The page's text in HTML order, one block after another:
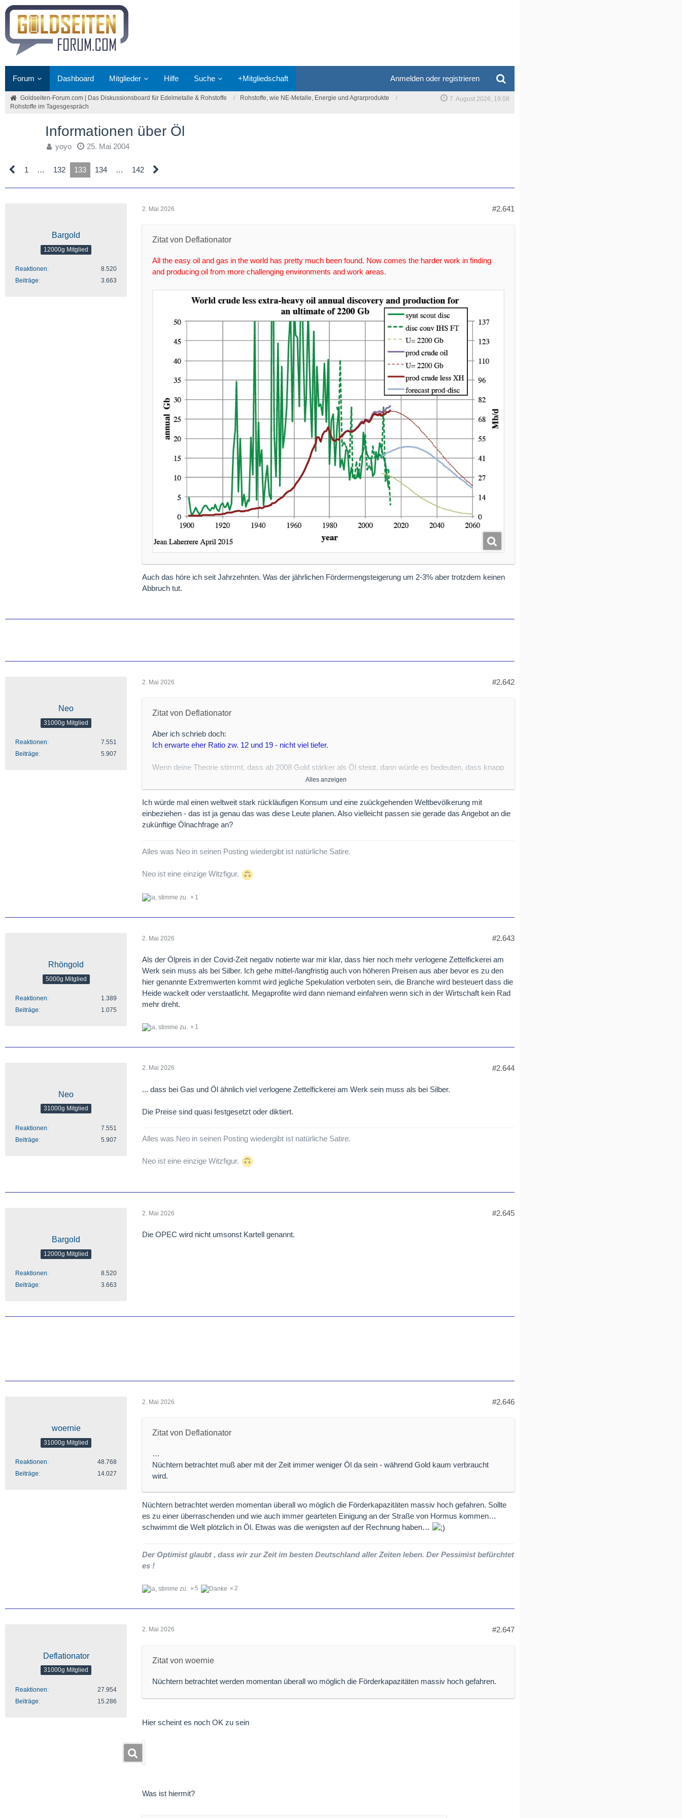
Forum Dashboard Mitglieder Hilfe Suche +Mitgliedschaft Anmelden oder registrieren
Goldseiten-Forum.com | Das Diskussionsboard für Edelmetalle & Rohstoffe
Rohstoffe, wie NE-Metalle, Energie und Agrarprodukte
Rohstoffe im Tagesgespräch
7. August 2026, 19:08
Informationen über Öl
yoyo 25. Mai 2004
1 … 132 133 134 … 142
Bargold
12000g Mitglied
Reaktionen
8.520
Beiträge
3.663
2. Mai 2026 #2.641
Zitat von Deflationator
All the easy oil and gas in the world has pretty much been found. Now comes the harder work in finding
and producing oil from more challenging environments and work areas.
Auch das höre ich seit Jahrzehnten. Was der jährlichen Fördermengsteigerung um 2-3% aber trotzdem keinen
Abbruch tut.
Neo
31000g Mitglied
Reaktionen
7.551
Beiträge
5.907
2. Mai 2026 #2.642
Zitat von Deflationator
Aber ich schrieb doch:
Ich erwarte eher Ratio zw. 12 und 19 - nicht viel tiefer.
Wenn deine Theorie stimmt, dass ab 2008 Gold stärker als Öl steigt, dann würde es bedeuten, dass knapp
Nüchtern betrachtet muß aber mit der Zeit immer weniger Öl da sein - während Gold kaum verbraucht
wird.
Alles anzeigen
Ich würde mal einen weltweit stark rückläufigen Konsum und eine zuückgehenden Weltbevölkerung mit
einbeziehen - das ist ja genau das was diese Leute planen. Also vielleicht passen sie gerade das Angebot an die
zukünftige Ölnachfrage an?
Alles was Neo in seinen Posting wiedergibt ist natürliche Satire.
Neo ist eine einzige Witzfigur.
1
Rhöngold
5000g Mitglied
Reaktionen
1.389
Beiträge
1.075
2. Mai 2026 #2.643
Als der Ölpreis in der Covid-Zeit negativ notierte war mir klar, dass hier noch mehr verlogene Zettelfickerei am
Werk sein muss als bei Silber. Ich gehe mittel-/langfristig auch von höheren Preisen aus aber bevor es zu den
hier genannte Extremwerten kommt wird jegliche Spekulation verboten sein, die Branche wird besteuert dass die
Heide wackelt oder verstaatlicht. Megaprofite wird dann niemand einfahren wenn sich in der Wirtschaft kein Rad
mehr dreht.
1
Neo
31000g Mitglied
Reaktionen
7.551
Beiträge
5.907
2. Mai 2026 #2.644
... dass bei Gas und Öl ähnlich viel verlogene Zettelfickerei am Werk sein muss als bei Silber.
Die Preise sind quasi festgesetzt oder diktiert.
Alles was Neo in seinen Posting wiedergibt ist natürliche Satire.
Neo ist eine einzige Witzfigur.
Bargold
12000g Mitglied
Reaktionen
8.520
Beiträge
3.663
2. Mai 2026 #2.645
Die OPEC wird nicht umsonst Kartell genannt.
woernie
31000g Mitglied
Reaktionen
48.768
Beiträge
14.027
2. Mai 2026 #2.646
Zitat von Deflationator
…
Nüchtern betrachtet muß aber mit der Zeit immer weniger Öl da sein - während Gold kaum verbraucht
wird.
Nüchtern betrachtet werden momentan überall wo möglich die Förderkapazitäten massiv hoch gefahren. Sollte
es zu einer überraschenden und wie auch immer gearteten Einigung an der Straße von Hormus kommen…
schwimmt die Welt plötzlich in Öl. Etwas was die wenigsten auf der Rechnung haben…
Der Optimist glaubt , dass wir zur Zeit im besten Deutschland aller Zeiten leben. Der Pessimist befürchtet
es !
5 2
Deflationator
31000g Mitglied
Reaktionen
27.954
Beiträge
15.286
2. Mai 2026 #2.647
Zitat von woernie
Nüchtern betrachtet werden momentan überall wo möglich die Förderkapazitäten massiv hoch gefahren.
Hier scheint es noch OK zu sein
Was ist hiermit?